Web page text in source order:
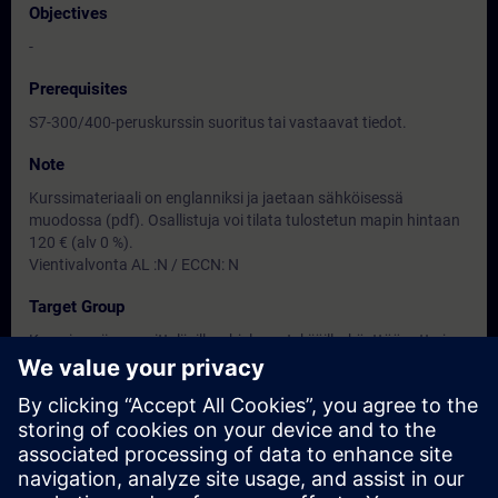
Objectives
-
Prerequisites
S7-300/400-peruskurssin suoritus tai vastaavat tiedot.
Note
Kurssimateriaali on englanniksi ja jaetaan sähköisessä
muodossa (pdf). Osallistuja voi tilata tulostetun mapin hintaan
120 € (alv 0 %).
Vientivalvonta AL :N / ECCN: N
Target Group
Kurssi sopii suunnittelijoille, ohjelman tekijöille, käyttöönotto ja
kunnossapitohenkilöille
Dates And Registration
Currently, no events available